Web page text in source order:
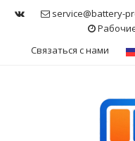
service@battery-
Связаться с нами